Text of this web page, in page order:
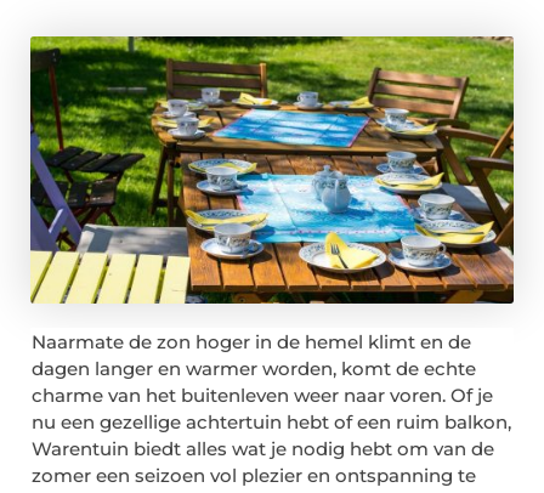
Naarmate de zon hoger in de hemel klimt en de
dagen langer en warmer worden, komt de echte
charme van het buitenleven weer naar voren. Of je
nu een gezellige achtertuin hebt of een ruim balkon,
Warentuin biedt alles wat je nodig hebt om van de
zomer een seizoen vol plezier en ontspanning te